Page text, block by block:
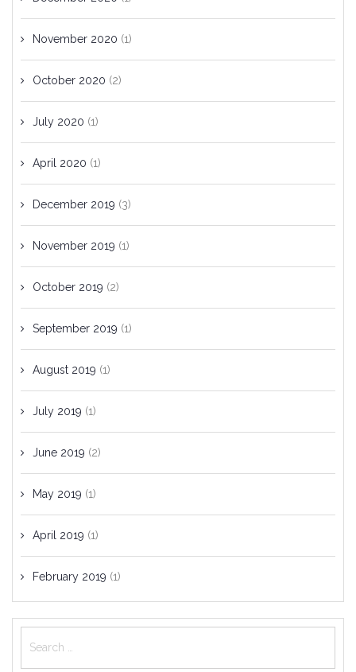
November 2020 (1)
October 2020 (2)
July 2020 (1)
April 2020 (1)
December 2019 (3)
November 2019 (1)
October 2019 (2)
September 2019 (1)
August 2019 (1)
July 2019 (1)
June 2019 (2)
May 2019 (1)
April 2019 (1)
February 2019 (1)
for: